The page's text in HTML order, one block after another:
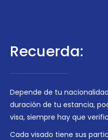
Recuerda:
Depende de tu
duración de tu estancia,
visa, siempre hay que
Cada visado tiene sus